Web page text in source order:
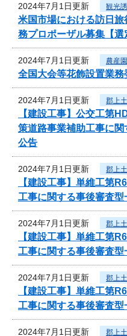
2024年7月1日更新 観光
米国市場における訪日
務プロポーザル募集【選
2024年7月1日更新 農産
全国大会等花飾設置業務
2024年7月1日更新 郡上
【建設工事】公交工第
策道路事業補助工事に
公告
2024年7月1日更新 郡上
【建設工事】単維工第
工事に関する事後審査
2024年7月1日更新 郡上
【建設工事】単維工第
工事に関する事後審査
2024年7月1日更新 郡上
【建設工事】単維工第
工事に関する事後審査
2024年7月1日更新 郡上